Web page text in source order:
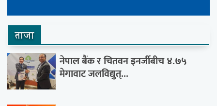
ताजा
नेपाल बैंक र चितवन इनर्जीबीच ४.७५
मेगावाट जलविद्युत्...